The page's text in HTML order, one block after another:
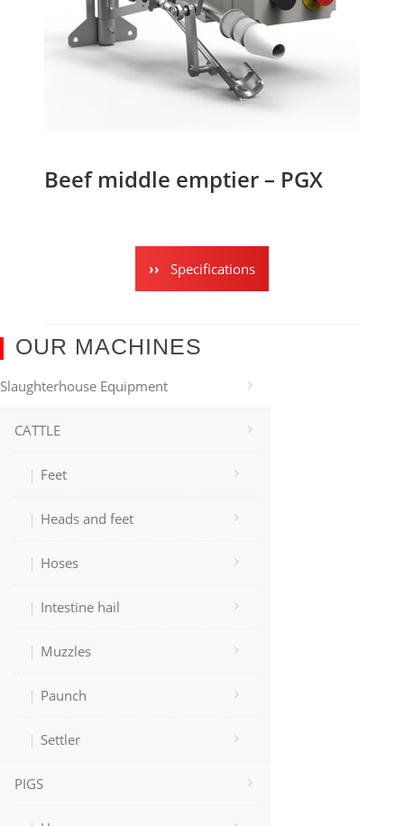
Beef middle emptier – PGX
Specifications
OUR MACHINES
Slaughterhouse Equipment
CATTLE
Feet
Heads and feet
Hoses
Intestine hail
Muzzles
Paunch
Settler
PIGS